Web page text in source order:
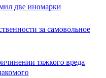
две иномарки
за самовольное
тяжкого вреда